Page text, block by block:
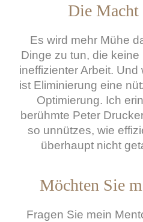
Die Macht
Es wird mehr Mühe
Dinge zu tun, die
ineffizienter Arbeit.
ist Eliminierung eine
Optimierung. Ich
berühmte Peter
so unnützes, wie
überhaupt nicht
Möchten Sie
Fragen Sie mein